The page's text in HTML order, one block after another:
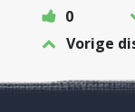
0
Vorige